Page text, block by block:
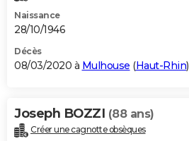
Naissance
28/10/1946
Décès
08/03/2020 à Mulhouse (Haut-Rhin)
Joseph BOZZI (88 ans)
Créer une cagnotte obsèques